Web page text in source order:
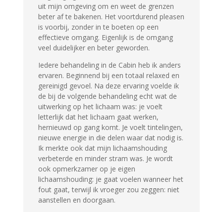
uit mijn omgeving om en weet de grenzen
beter af te bakenen. Het voortdurend pleasen
is voorbij, zonder in te boeten op een
effectieve omgang. Eigenlijk is de omgang
veel duidelijker en beter geworden.
Iedere behandeling in de Cabin heb ik anders
ervaren. Beginnend bij een totaal relaxed en
gereinigd gevoel. Na deze ervaring voelde ik
de bij de volgende behandeling echt wat de
uitwerking op het lichaam was: je voelt
letterlijk dat het lichaam gaat werken,
hernieuwd op gang komt. Je voelt tintelingen,
nieuwe energie in die delen waar dat nodig is.
Ik merkte ook dat mijn lichaamshouding
verbeterde en minder stram was. Je wordt
ook opmerkzamer op je eigen
lichaamshouding: je gaat voelen wanneer het
fout gaat, terwijl ik vroeger zou zeggen: niet
aanstellen en doorgaan.